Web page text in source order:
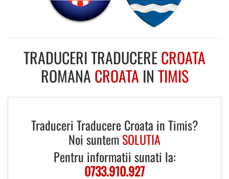
TRADUCERI TRADUCERECROATA
ROMANA CROATA IN TIMIS
Traduceri Traducere Croata in Timis?
Noi suntem SOLUTIA
Pentru informatii sunati la:
0733.910.927